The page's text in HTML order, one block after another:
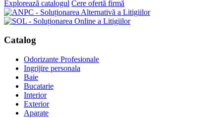
Explorează catalogul Cere ofertă firmă
Catalog
Odorizante Profesionale
Ingrijire personala
Baie
Bucatarie
Interior
Exterior
Aparate